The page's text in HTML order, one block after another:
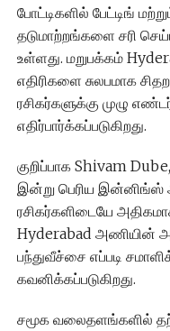
போட்டிகளில் பேட்டிங்
தடுமாற்றங்களை சரி
உள்ளது. மறுபக்கம்
எதிரிகளை சுலபமாக
ரசிகர்களுக்கு முழு
எதிர்பார்க்கப்படுகிறது.
குறிப்பாக Shivam
இன்று பெரிய இன்னிங்ஸ்
ரசிகர்களிடையே
Hyderabad அணியின்
பந்துவீச்சை எப்படி
கவனிக்கப்படுகிறது.
சமூக வலைதளங்களில்